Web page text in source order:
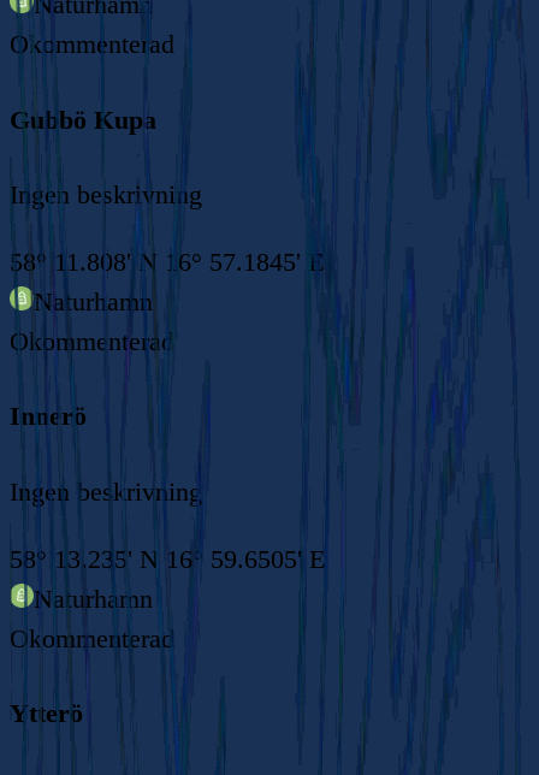
Okommenterad
Gubbö Kupa
Ingen beskrivning
58° 11.808' N 16° 57.1845' E
Naturhamn
Okommenterad
Innerö
Ingen beskrivning
58° 13.235' N 16° 59.6505' E
Naturhamn
Okommenterad
Ytterö